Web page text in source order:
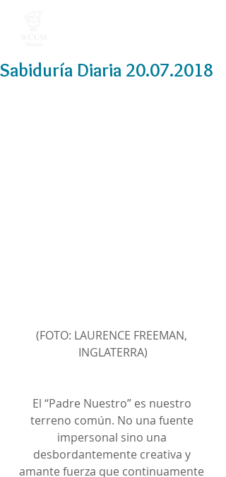
Sabiduría Diaria 20.07.2018
(FOTO: LAURENCE FREEMAN,
INGLATERRA)
El “Padre Nuestro” es nuestro
terreno común. No una fuente
impersonal sino una
desbordantemente creativa y
amante fuerza que continuamente